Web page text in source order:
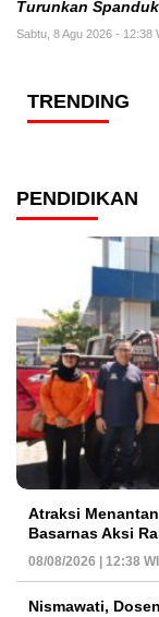
Turunkan
Sabtu, 8 Agu 2026 - 12:38
TRENDING
PENDIDIKAN
Atraksi
Basarnas Aksi
08/08/2026 | 12:38
Nismawati,